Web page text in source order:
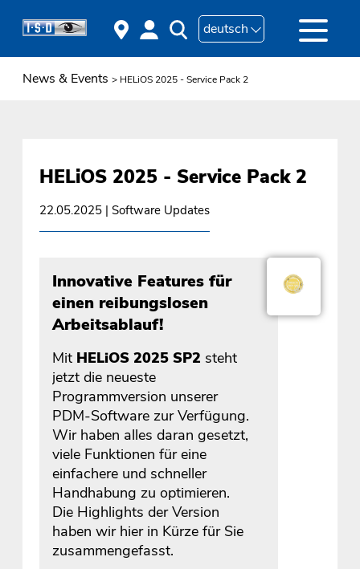
deutsch
News & Events > HELiOS 2025 - Service Pack 2
HELiOS 2025 - Service Pack 2
22.05.2025| Software Updates
Innovative Features für
einen reibungslosen
Arbeitsablauf!
Mit HELiOS 2025 SP2 steht
jetzt die neueste
Programmversion unserer
PDM-Software zur Verfügung.
Wir haben alles daran gesetzt,
viele Funktionen für eine
einfachere und schneller
Handhabung zu optimieren.
Die Highlights der Version
haben wir hier in Kürze für Sie
zusammengefasst.